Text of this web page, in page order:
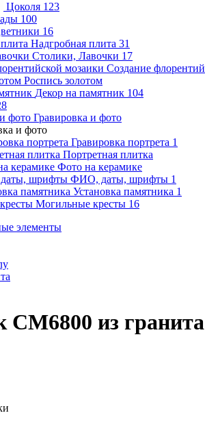
Цоколя 123
100
16
Надгробная плита 31
Столики, Лавочки 17
Создание
Роспись золотом
Декор на памятник 104
Гравировка и фото
и фото
Гравировка портрета 1
Портретная плитка
Фото на керамике
ФИО, даты, шрифты 1
Установка памятника 1
Могильные кресты 16
элементы
из гранита